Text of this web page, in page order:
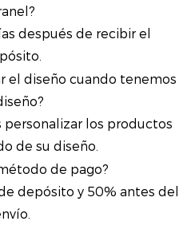
después de recibir el
el diseño cuando tenemos
los productos
de su diseño.
de pago?
depósito y 50% antes del